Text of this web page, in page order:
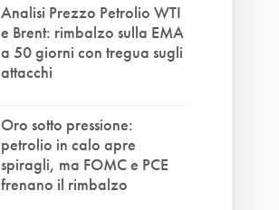
Analisi Prezzo Petrolio WTI
e Brent: rimbalzo sulla EMA
a 50 giorni con tregua sugli
attacchi
Oro sotto pressione:
petrolio in calo apre
spiragli, ma FOMC e PCE
frenano il rimbalzo